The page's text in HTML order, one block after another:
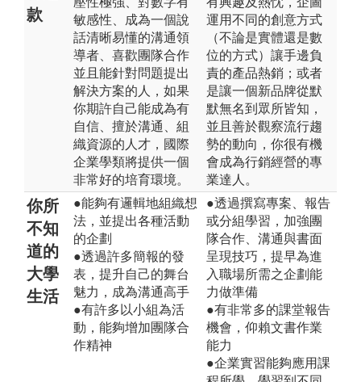
款
敏感性、成為一個說
話清晰易懂的溝通領
導者、喜歡團隊合作
並且能針對問題提出
解決方案的人，如果
你期許自己能成為有
自信、擅於溝通、組
織資源的人才，國際
企業學類將提供一個
非常好的培育環境。
運用不同的創意方式
（不論是實體還是數
位的方式）讓手邊負
責的產品熱銷；或者
是讓一個新品牌從默
默無名到眾所皆知，
並且善於觀察流行趨
勢的動向，你很有機
會成為行銷經營的專
業達人。
你所
不知
道的
大學
生活
●能夠有邏輯地組織想
法，並提出各種活動
的企劃
●透過許多簡報的發
表，提升自己的舞台
魅力，成為溝通高手
●有許多以小組為活
動，能夠增加團隊合
作精神
●透過撰寫專案、報告
或分組學習，加強團
隊合作、溝通與書面
呈現技巧，提早為進
入職場所需之企劃能
力做準備
●有非常多的課堂報告
機會，仰賴文書作業
能力
●企業實習能夠應用課